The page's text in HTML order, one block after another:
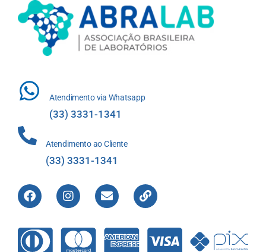
Atendimento via Whatsapp
(33) 3331-1341
Atendimento ao Cliente
(33) 3331-1341